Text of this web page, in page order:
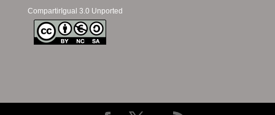
CompartirIgual 3.0 Unported